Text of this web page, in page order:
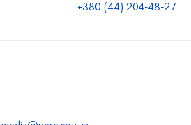
+380 (44) 204-48-27